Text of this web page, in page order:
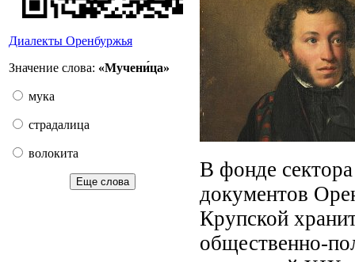
Диалекты Оренбуржья
Значение слова: «Мучени́ца»
мука
страдалица
волокита
Еще слова
В фонде
документов
Крупской
общественно-